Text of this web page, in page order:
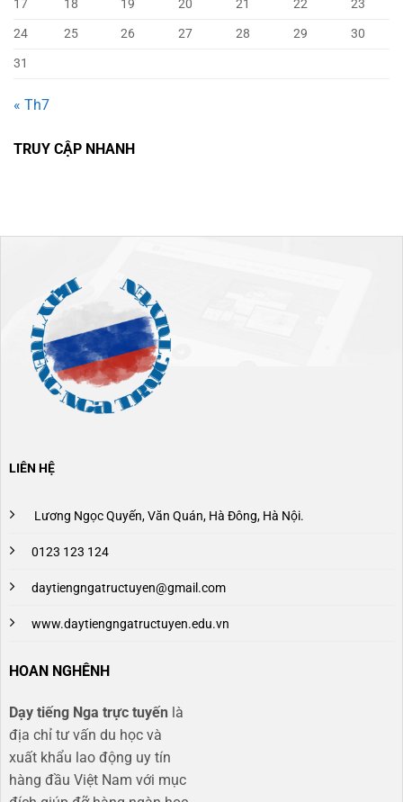
17
18 19 20 21 22
23
24
25 26 27 28 29
30
31
« Th7
TRUY CẬP NHANH
LIÊN HỆ
Lương Ngọc Quyến, Văn Quán, Hà Đông, Hà Nội.
0123 123 124
daytiengngatructuyen@gmail.com
www.daytiengngatructuyen.edu.vn
HOAN NGHÊNH
Dạy tiếng Nga trực tuyến là
địa chỉ tư vấn du học và
xuất khẩu lao động uy tín
hàng đầu Việt Nam với mục